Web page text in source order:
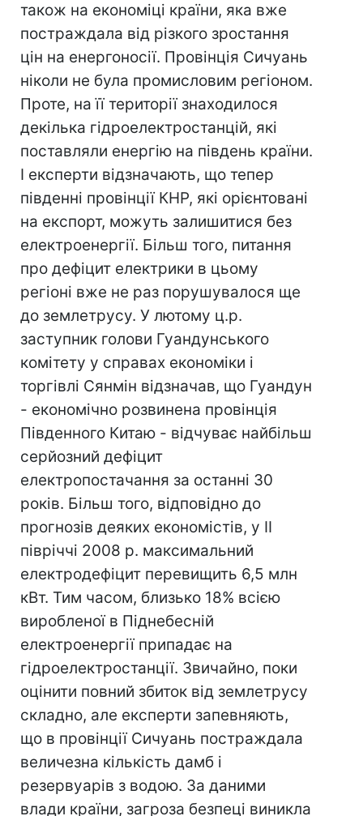
також на економіці країни, яка вже
постраждала від різкого зростання
цін на енергоносії. Провінція Сичуань
ніколи не була промисловим регіоном.
Проте, на її території знаходилося
декілька гідроелектростанцій, які
поставляли енергію на південь країни.
І експерти відзначають, що тепер
південні провінції КНР, які орієнтовані
на експорт, можуть залишитися без
електроенергії. Більш того, питання
про дефіцит електрики в цьому
регіоні вже не раз порушувалося ще
до землетрусу. У лютому ц.р.
заступник голови Гуандунського
комітету у справах економіки і
торгівлі Сянмін відзначав, що Гуандун
- економічно розвинена провінція
Південного Китаю - відчуває найбільш
серйозний дефіцит
електропостачання за останні 30
років. Більш того, відповідно до
прогнозів деяких економістів, у II
півріччі 2008 р. максимальний
електродефіцит перевищить 6,5 млн
кВт. Тим часом, близько 18% всією
виробленої в Піднебесній
електроенергії припадає на
гідроелектростанції. Звичайно, поки
оцінити повний збиток від землетрусу
складно, але експерти запевняють,
що в провінції Сичуань постраждала
величезна кількість дамб і
резервуарів з водою. За даними
влади країни, загроза безпеці виникла